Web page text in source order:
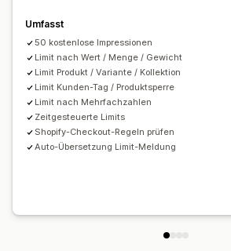
Übersetzung
Umfasst
50 kostenlose Impressionen
Limit nach Wert / Menge / Gewicht
Limit Produkt / Variante / Kollektion
Limit Kunden-Tag / Produktsperre
Limit nach Mehrfachzahlen
Zeitgesteuerte Limits
Shopify-Checkout-Regeln prüfen
Auto-Übersetzung Limit-Meldung